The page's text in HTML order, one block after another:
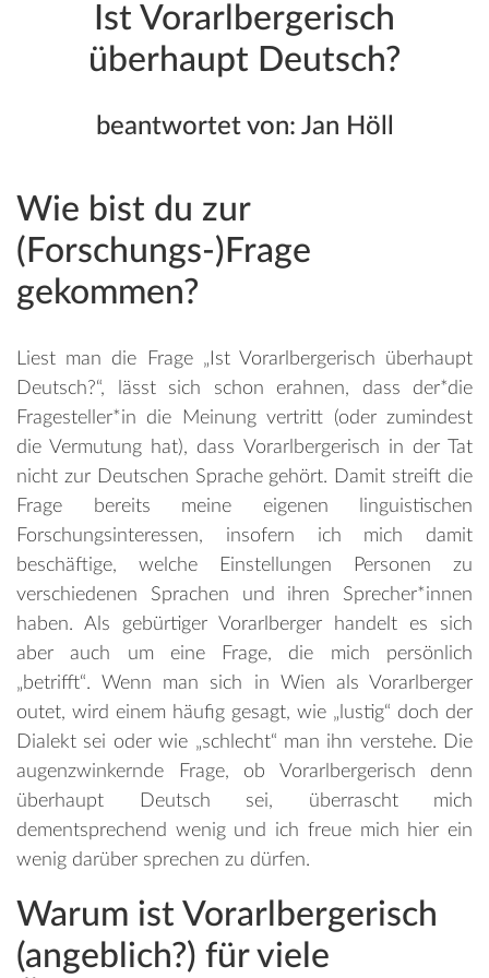
Ist Vorarlbergerisch
überhaupt Deutsch?
beantwortet von: Jan Höll
Wie bist du zur
(Forschungs-)Frage
gekommen?
Liest man die Frage „Ist Vorarlbergerisch überhaupt
Deutsch?“, lässt sich schon erahnen, dass der*die
Fragesteller*in die Meinung vertritt (oder zumindest
die Vermutung hat), dass Vorarlbergerisch in der Tat
nicht zur Deutschen Sprache gehört. Damit streift die
Frage bereits meine eigenen linguistischen
Forschungsinteressen, insofern ich mich damit
beschäftige, welche Einstellungen Personen zu
verschiedenen Sprachen und ihren Sprecher*innen
haben. Als gebürtiger Vorarlberger handelt es sich
aber auch um eine Frage, die mich persönlich
„betrifft“. Wenn man sich in Wien als Vorarlberger
outet, wird einem häufig gesagt, wie „lustig“ doch der
Dialekt sei oder wie „schlecht“ man ihn verstehe. Die
augenzwinkernde Frage, ob Vorarlbergerisch denn
überhaupt Deutsch sei, überrascht mich
dementsprechend wenig und ich freue mich hier ein
wenig darüber sprechen zu dürfen.
Warum ist Vorarlbergerisch
(angeblich?) für viele